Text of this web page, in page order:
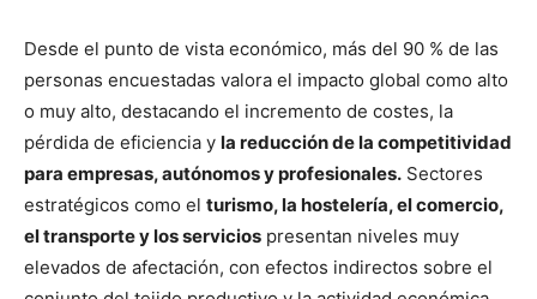
Desde el punto de vista económico, más del 90 % de las
personas encuestadas valora el impacto global como alto
o muy alto, destacando el incremento de costes, la
pérdida de eficiencia y la reducción de la competitividad
para empresas, autónomos y profesionales. Sectores
estratégicos como el turismo, la hostelería, el comercio,
el transporte y los servicios presentan niveles muy
elevados de afectación, con efectos indirectos sobre el